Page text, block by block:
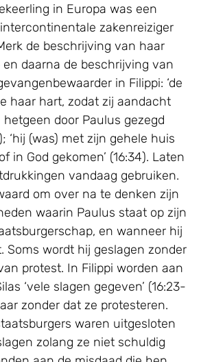
in Europa was een
zakenreiziger
de beschrijving van haar
en daarna de beschrijving van
in Filippi: ‘de
haar hart, zodat zij aandacht
door Paulus gezegd
‘hij (was) met zijn gehele huis
in God gekomen’ (16:34). Laten
vandaag gebruiken.
om over na te denken zijn
waarin Paulus staat op zijn
en wanneer hij
Soms wordt hij geslagen zonder
protest. In Filippi worden aan
‘vele slagen gegeven’ (16:23-
zonder dat ze protesteren.
waren uitgesloten
zolang ze niet schuldig